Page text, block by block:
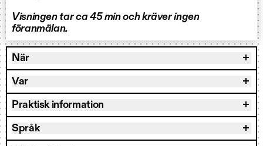
Visningen tar ca 45 min och kräver ingen
föranmälan.
När
Var
Praktisk information
Språk